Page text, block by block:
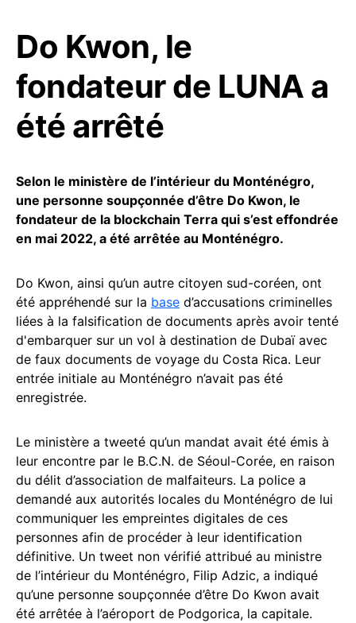
Do Kwon, le
fondateur de LUNA a
été arrêté
Selon le ministère de l’intérieur du Monténégro,
une personne soupçonnée d’être Do Kwon, le
fondateur de la blockchain Terra qui s’est effondrée
en mai 2022, a été arrêtée au Monténégro.
Do Kwon, ainsi qu’un autre citoyen sud-coréen, ont
été appréhendé sur la base d’accusations criminelles
liées à la falsification de documents après avoir tenté
d'embarquer sur un vol à destination de Dubaï avec
de faux documents de voyage du Costa Rica. Leur
entrée initiale au Monténégro n’avait pas été
enregistrée.
Le ministère a tweeté qu’un mandat avait été émis à
leur encontre par le B.C.N. de Séoul-Corée, en raison
du délit d’association de malfaiteurs. La police a
demandé aux autorités locales du Monténégro de lui
communiquer les empreintes digitales de ces
personnes afin de procéder à leur identification
définitive. Un tweet non vérifié attribué au ministre
de l’intérieur du Monténégro, Filip Adzic, a indiqué
qu’une personne soupçonnée d’être Do Kwon avait
été arrêtée à l’aéroport de Podgorica, la capitale.